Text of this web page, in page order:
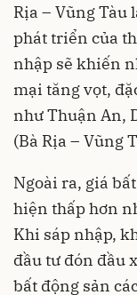
Rịa – Vũng Tàu
phát triển của
nhập sẽ khiến
mại tăng vọt,
như Thuận An,
(Bà Rịa – Vũng
Ngoài ra, giá
hiện thấp hơn
Khi sáp nhập,
đầu tư đón đầu
bất động sản